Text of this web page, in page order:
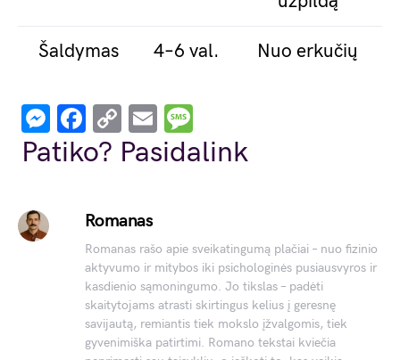
Šaldymas 4–6 val. Nuo erkučių
Messenger
Facebook
Copy
Link
Email
Patiko? Pasidalink
Romanas
Romanas rašo apie sveikatingumą plačiai – nuo fizinio
aktyvumo ir mitybos iki psichologinės pusiausvyros ir
kasdienio sąmoningumo. Jo tikslas – padėti
skaitytojams atrasti skirtingus kelius į geresnę
savijautą, remiantis tiek mokslo įžvalgomis, tiek
gyvenimiška patirtimi. Romano tekstai kviečia